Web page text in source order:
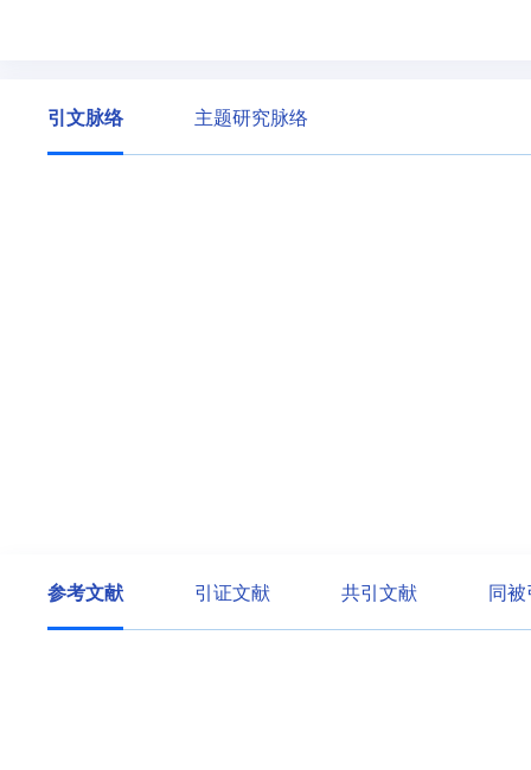
引文脉络 主题研究脉络
参考文献 引证文献 共引文献 同